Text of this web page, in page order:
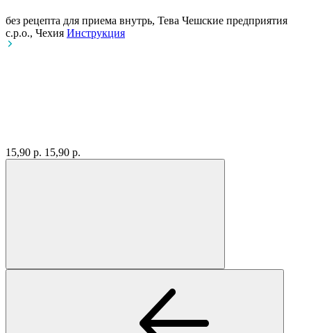
без рецепта для приема внутрь, Тева Чешские предприятия
с.р.о., Чехия Инструкция
15,90 р. 15,90 р.